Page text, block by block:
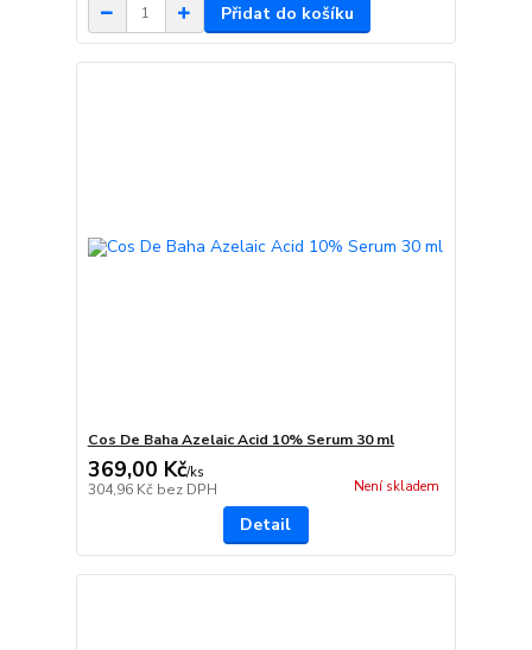
Přidat do košíku
Cos De Baha Azelaic Acid 10% Serum 30 ml
369,00 Kč/ks
304,96 Kč bez DPH Není skladem
Detail